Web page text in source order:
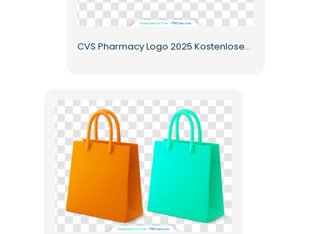
CVS Pharmacy Logo 2025 Kostenloses PNG